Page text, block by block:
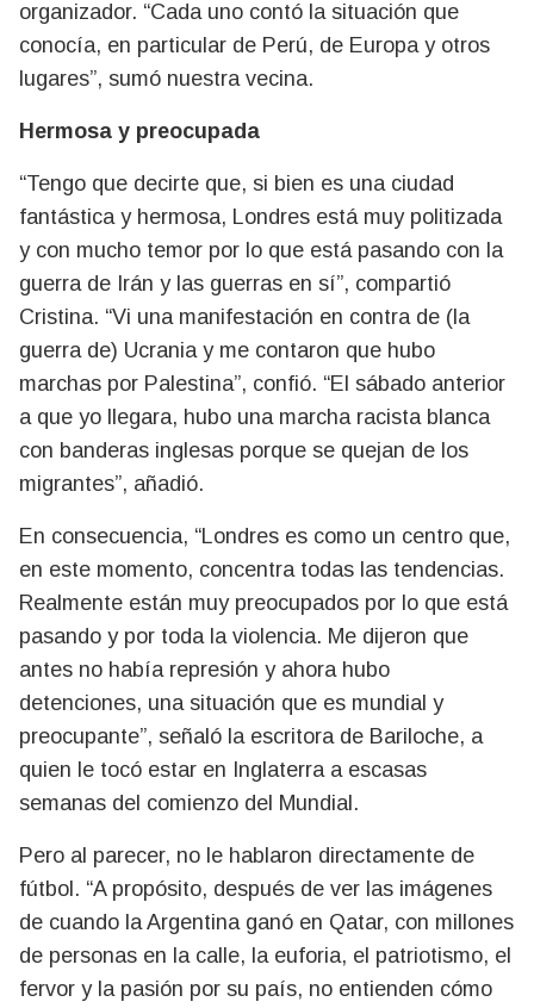
organizador. “Cada uno contó la situación que
conocía, en particular de Perú, de Europa y otros
lugares”, sumó nuestra vecina.
Hermosa y preocupada
“Tengo que decirte que, si bien es una ciudad
fantástica y hermosa, Londres está muy politizada
y con mucho temor por lo que está pasando con la
guerra de Irán y las guerras en sí”, compartió
Cristina. “Vi una manifestación en contra de (la
guerra de) Ucrania y me contaron que hubo
marchas por Palestina”, confió. “El sábado anterior
a que yo llegara, hubo una marcha racista blanca
con banderas inglesas porque se quejan de los
migrantes”, añadió.
En consecuencia, “Londres es como un centro que,
en este momento, concentra todas las tendencias.
Realmente están muy preocupados por lo que está
pasando y por toda la violencia. Me dijeron que
antes no había represión y ahora hubo
detenciones, una situación que es mundial y
preocupante”, señaló la escritora de Bariloche, a
quien le tocó estar en Inglaterra a escasas
semanas del comienzo del Mundial.
Pero al parecer, no le hablaron directamente de
fútbol. “A propósito, después de ver las imágenes
de cuando la Argentina ganó en Qatar, con millones
de personas en la calle, la euforia, el patriotismo, el
fervor y la pasión por su país, no entienden cómo